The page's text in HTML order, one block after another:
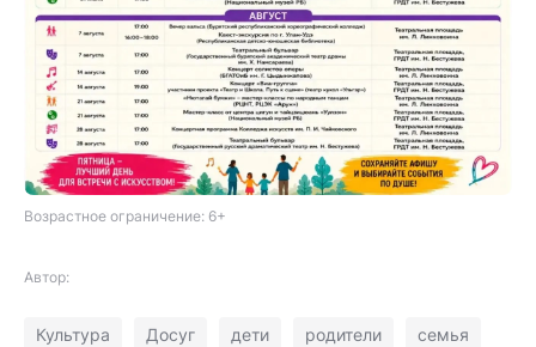
Возрастное ограничение: 6+
Автор:
Культура Досуг дети родители семья